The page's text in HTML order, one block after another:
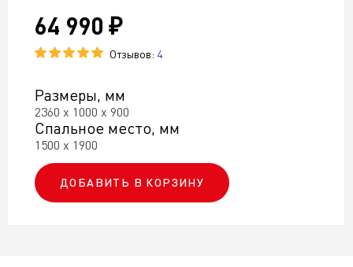
64 990 ₽
Отзывов: 4
Размеры, мм
2360 х 1000 х 900
Спальное место, мм
1500 х 1900
ДОБАВИТЬ В КОРЗИНУ